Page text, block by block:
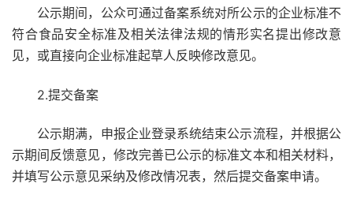
公示期间，公众可通过备案系统对所公示的企业标准不
符合食品安全标准及相关法律法规的情形实名提出修改意
见，或直接向企业标准起草人反映修改意见。
2.提交备案
公示期满，申报企业登录系统结束公示流程，并根据公
示期间反馈意见，修改完善已公示的标准文本和相关材料，
并填写公示意见采纳及修改情况表，然后提交备案申请。